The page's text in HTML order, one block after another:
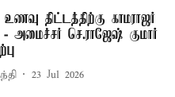
திட்டத்திற்கு காமராஜர்
அமைச்சர் செ.ராஜேஷ் குமார்
23 Jul 2026